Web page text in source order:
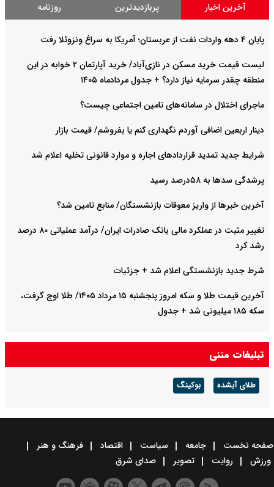
آخرین اخبار پربازدیدترین روزنامه
پایان ۴ دهه واردات نفت از عربستان؛ آمریکا به سراغ ونزوئلا رفت
لیست قیمت خرید مسکن در نازی‌آباد/ خرید آپارتمان ۲ خوابه در این
منطقه چقدر سرمایه نیاز دارد؟ + جدول مردادماه ۱۴۰۵
ماجرای اختلال در سامانه‌های تامین اجتماعی چیست؟
دینار اربعین اضافی آوردم نگهداری کنم یا بفروشم/ قیمت بازار
شرایط جدید تمدید قراردادهای اجاره و موارد قانونی تخلیه اعلام شد
پرشدگی سدها به ۵۸درصد رسید
آخرین خبرها از واریز معوقات بازنشستگان/ منابع تامین شد؟
تغییر مثبت در عملکرد مالی بانک صادرات ایران/ درآمد عملیاتی ۸۰ درصد
رشد کرد
شرط جدید بازنشستگی اعلام شد + جزئیات
آخرین قیمت طلا و سکه امروز پنجشنبه ۱۵ مرداد ۱۴۰۵/ طلا اوج گرفت،
سکه ۱۸۵ میلیونی شد + جدول
تبلیغات متنی
طلای آبشده بوکینگ
صفحه نخست جامعه سیاست اقتصاد
فرهنگ و هنر
ورزش
روایت تصویر صدای شرق